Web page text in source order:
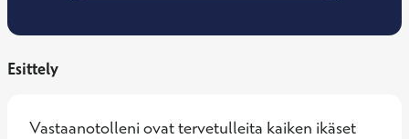
Esittely
Vastaanotolleni ovat tervetulleita kaiken ikäset